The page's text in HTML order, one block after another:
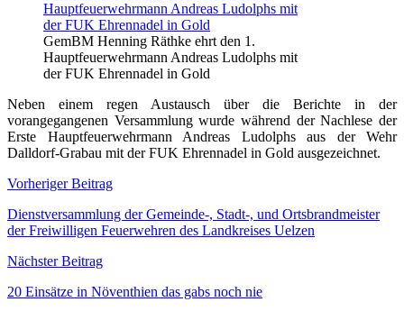
GemBM Henning Räthke ehrt den 1.
Hauptfeuerwehrmann Andreas Ludolphs mit
der FUK Ehrennadel in Gold
Neben einem regen Austausch über die Berichte in der
vorangegangenen Versammlung wurde während der Nachlese der
Erste Hauptfeuerwehrmann Andreas Ludolphs aus der Wehr
Dalldorf-Grabau mit der FUK Ehrennadel in Gold ausgezeichnet.
Beitragsnavigation
Vorheriger Beitrag
Dienstversammlung der Gemeinde-, Stadt-, und Ortsbrandmeister
der Freiwilligen Feuerwehren des Landkreises Uelzen
Nächster Beitrag
20 Einsätze in Növenthien das gabs noch nie